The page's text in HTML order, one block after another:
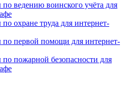
ведению воинского учёта для
охране труда для интернет-
первой помощи для интернет-
пожарной безопасности для